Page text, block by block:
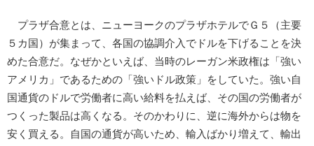
プラザ合意とは、ニューヨークのプラザホテルでＧ５（主要
５カ国）が集まって、各国の協調介入でドルを下げることを決
めた合意だ。なぜかといえば、当時のレーガン米政権は「強い
アメリカ」であるための「強いドル政策」をしていた。強い自
国通貨のドルで労働者に高い給料を払えば、その国の労働者が
つくった製品は高くなる。そのかわりに、逆に海外からは物を
安く買える。自国の通貨が高いため、輸入ばかり増えて、輸出